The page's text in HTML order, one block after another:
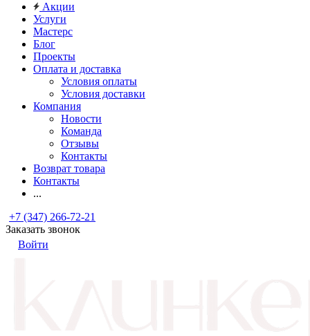
Акции
Услуги
Мастерс
Блог
Проекты
Оплата и доставка
Условия оплаты
Условия доставки
Компания
Новости
Команда
Отзывы
Контакты
Возврат товара
Контакты
...
+7 (347) 266-72-21
Заказать звонок
Войти